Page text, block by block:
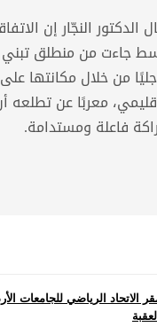
الدكتور النجّار إن
جاءت من منطلق تبني
من خلال مكانتها
معربًا عن
فاعلة ومستدامة.
الرياضي للجامعات